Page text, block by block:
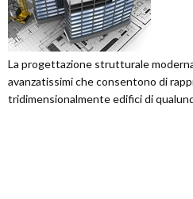
La progettazione strutturale
avanzatissimi che consentono di
tridimensionalmente edifici di